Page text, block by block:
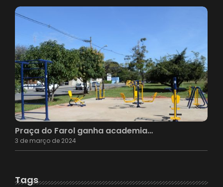
Praça do Farol ganha academia…
3 de março de 2024
Tags